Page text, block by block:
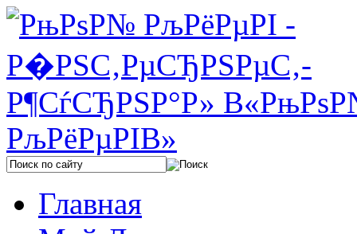
Главная